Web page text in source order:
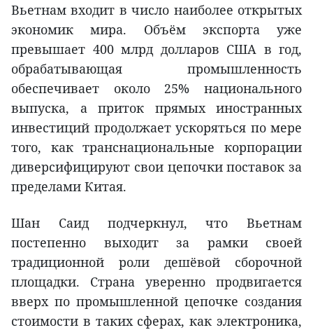
Вьетнам входит в число наиболее открытых
экономик мира. Объём экспорта уже
превышает 400 млрд долларов США в год,
обрабатывающая промышленность
обеспечивает около 25% национального
выпуска, а приток прямых иностранных
инвестиций продолжает ускоряться по мере
того, как транснациональные корпорации
диверсифицируют свои цепочки поставок за
пределами Китая.
Шан Саид подчеркнул, что Вьетнам
постепенно выходит за рамки своей
традиционной роли дешёвой сборочной
площадки. Страна уверенно продвигается
вверх по промышленной цепочке создания
стоимости в таких сферах, как электроника,